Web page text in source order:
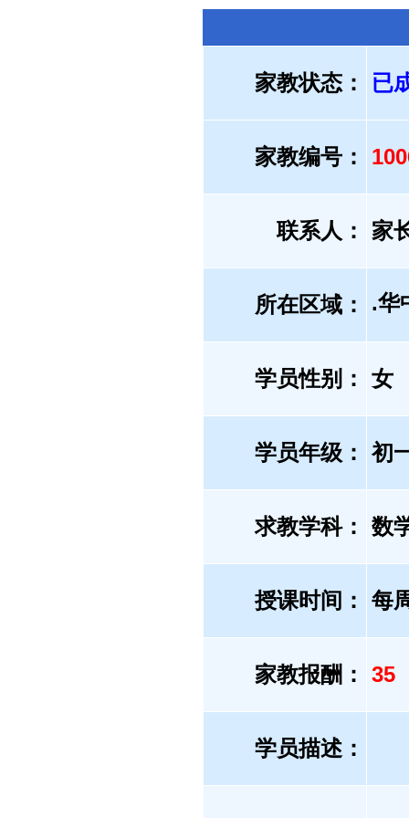
家教状态： 已
家教编号：
联系人： 家
所在区域： .华
学员性别： 女
学员年级： 初
求教学科： 数
授课时间： 每
家教报酬： 35
学员描述：